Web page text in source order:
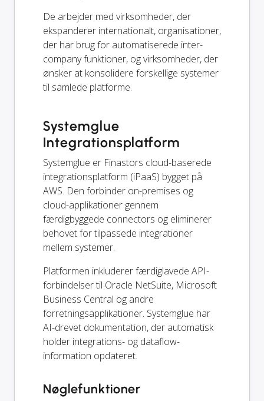
De arbejder med virksomheder, der
ekspanderer internationalt, organisationer,
der har brug for automatiserede inter-
company funktioner, og virksomheder, der
ønsker at konsolidere forskellige systemer
til samlede platforme.
Systemglue
Integrationsplatform
Systemglue er Finastors cloud-baserede
integrationsplatform (iPaaS) bygget på
AWS. Den forbinder on-premises og
cloud-applikationer gennem
færdigbyggede connectors og eliminerer
behovet for tilpassede integrationer
mellem systemer.
Platformen inkluderer færdiglavede API-
forbindelser til Oracle NetSuite, Microsoft
Business Central og andre
forretningsapplikationer. Systemglue har
AI-drevet dokumentation, der automatisk
holder integrations- og dataflow-
information opdateret.
Nøglefunktioner